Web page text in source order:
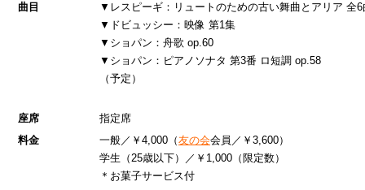
曲目
▼レスピーギ：リュートのための古い舞曲とアリア 全6
▼ドビュッシー：映像 第
▼ショパン：舟歌 op.60
▼ショパン：ピアノソナタ 第3番 ロ短調 op.58
（予定）
座席
指定席
料金
一般／￥4,000（友の会会員／￥3,600）
学生（25歳以下）／￥1,000（限定数）
＊お菓子サービス付